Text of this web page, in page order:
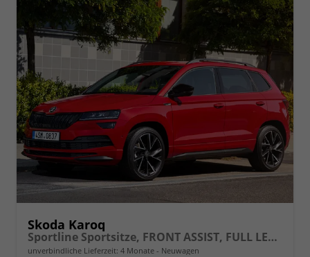
Skoda Karoq
Sportline Sportsitze, FRONT ASSIST, FULL LED, AMUNDSEN, Phonebox, CLIMATRONIC, ACC, Alarm, Virtual Pedal, SmartLink, Bluetooth, Sitzhzg., Rückfahrkamera, SUNSET, 19" ALU, uvm.
unverbindliche Lieferzeit: 4 Monate Neuwagen